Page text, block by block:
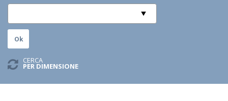
CERCA
PER DIMENSIONE